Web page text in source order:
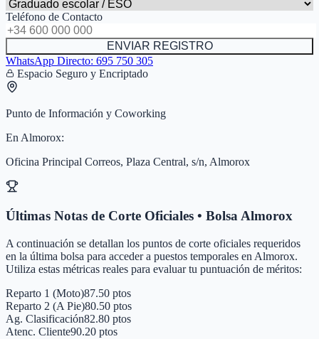
Teléfono de Contacto
ENVIAR REGISTRO
WhatsApp Directo: 695 750 305
Espacio Seguro y Encriptado
Punto de Información y Coworking
En Almorox:
Oficina Principal Correos, Plaza Central, s/n, Almorox
Últimas Notas de Corte Oficiales • BolsaAlmorox
A continuación se detallan los puntos de corte oficiales requeridos
en la última bolsa para acceder a puestos temporales en Almorox.
Utiliza estas métricas reales para evaluar tu puntuación de méritos:
Reparto 1 (Moto)87.50 ptos
Reparto 2 (A Pie)80.50 ptos
Ag. Clasificación82.80 ptos
Atenc. Cliente90.20 ptos